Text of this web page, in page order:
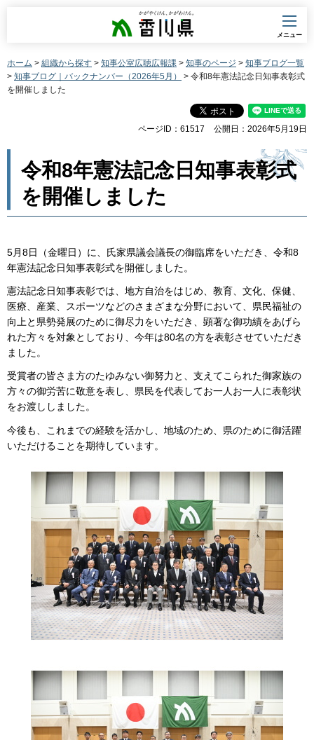
香川県
メニュー
ホーム > 組織から探す > 知事公室広聴広報課 > 知事のページ > 知事ブログ一覧
> 知事ブログ｜バックナンバー（2026年5月）
> 令和8年憲法記念日知事表彰式
を開催しました
ページID：61517 公開日：2026年5月19日
令和8年憲法記念日知事表彰式
を開催しました
5月8日（金曜日）に、氏家県議会議長の御臨席をいただき、令和8
年憲法記念日知事表彰式を開催しました。
憲法記念日知事表彰では、地方自治をはじめ、教育、文化、保健、
医療、産業、スポーツなどのさまざまな分野において、県民福祉の
向上と県勢発展のために御尽力をいただき、顕著な御功績をあげら
れた方々を対象としており、今年は80名の方を表彰させていただき
ました。
受賞者の皆さま方のたゆみない御努力と、支えてこられた御家族の
方々の御労苦に敬意を表し、県民を代表してお一人お一人に表彰状
をお渡ししました。
今後も、これまでの経験を活かし、地域のため、県のために御活躍
いただけることを期待しています。